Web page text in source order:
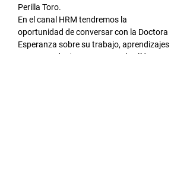
Perilla Toro.
En el canal HRM tendremos la
oportunidad de conversar con la Doctora
Esperanza sobre su trabajo, aprendizajes
y recomendaciones para que los líderes